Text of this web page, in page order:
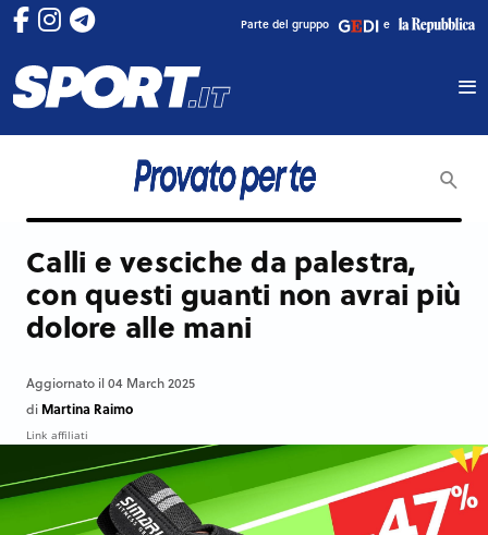
Parte del gruppo e
Calli e vesciche da palestra,
con questi guanti non avrai più
dolore alle mani
Aggiornato il 04 March 2025
di Martina Raimo
Link affiliati